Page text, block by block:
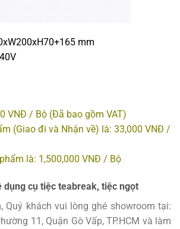
mm
VNĐ / Bộ (Đã bao gồm VAT)
(Giao đi và Nhận về) là: 33,000 VNĐ /
là: 1,500,000 VNĐ / Bộ
dụng cụ tiệc teabreak, tiệc ngọt
Quý khách vui lòng ghé showroom tại:
11, Quận Gò Vấp, TP.HCM và làm